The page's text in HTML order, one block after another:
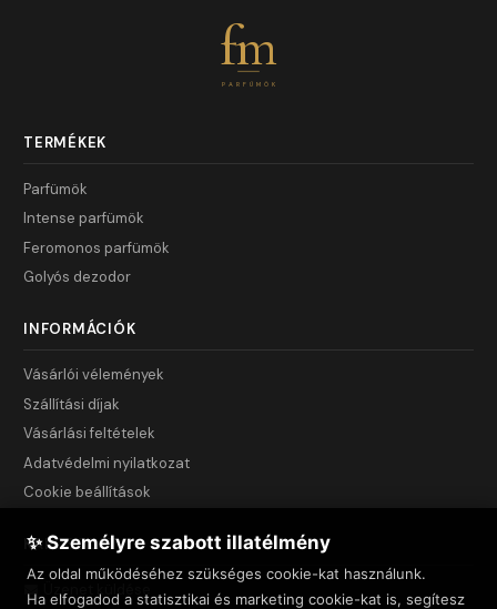
fm
PARFÜMÖK
TERMÉKEK
Parfümök
Intense parfümök
Feromonos parfümök
Golyós dezodor
INFORMÁCIÓK
Vásárlói vélemények
Szállítási díjak
Vásárlási feltételek
Adatvédelmi nyilatkozat
Cookie beállítások
KAPCSOLAT
Üzenet küldése
✨ Személyre szabott illatélmény
Az oldal működéséhez szükséges cookie-kat használunk.
Ha elfogadod a statisztikai és marketing cookie-kat is, segítesz